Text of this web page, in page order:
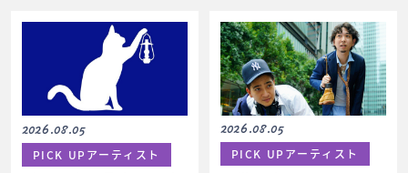
2026.08.05
PICK UPアーティスト
2026.08.05
PICK UPアーティスト